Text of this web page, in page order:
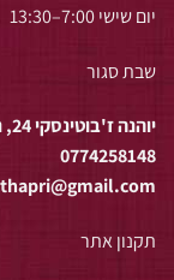
יום שישי 7:00–13:30
שבת סגור
יוהנה ז'בוטינסקי 24, נווה זאב, באר שבע
0774258148
תקנון אתר